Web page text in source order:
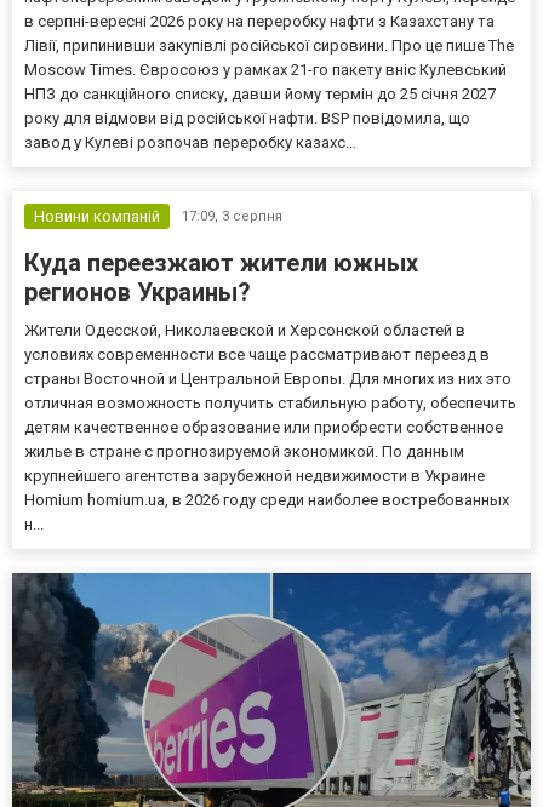
в серпні-вересні 2026 року на переробку нафти з Казахстану та
Лівії, припинивши закупівлі російської сировини. Про це пише The
Moscow Times. Євросоюз у рамках 21-го пакету вніс Кулевський
НПЗ до санкційного списку, давши йому термін до 25 січня 2027
року для відмови від російської нафти. BSP повідомила, що
завод у Кулеві розпочав переробку казахс...
Новини компаній 17:09, 3 серпня
Куда переезжают жители южных
регионов Украины?
Жители Одесской, Николаевской и Херсонской областей в
условиях современности все чаще рассматривают переезд в
страны Восточной и Центральной Европы. Для многих из них это
отличная возможность получить стабильную работу, обеспечить
детям качественное образование или приобрести собственное
жилье в стране с прогнозируемой экономикой. По данным
крупнейшего агентства зарубежной недвижимости в Украине
Homium homium.ua, в 2026 году среди наиболее востребованных
н...